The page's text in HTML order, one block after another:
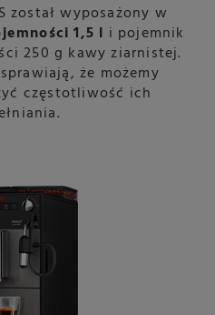
został wyposażony w
1,5 l i pojemnik
250 g kawy ziarnistej.
że możemy
częstotliwość ich